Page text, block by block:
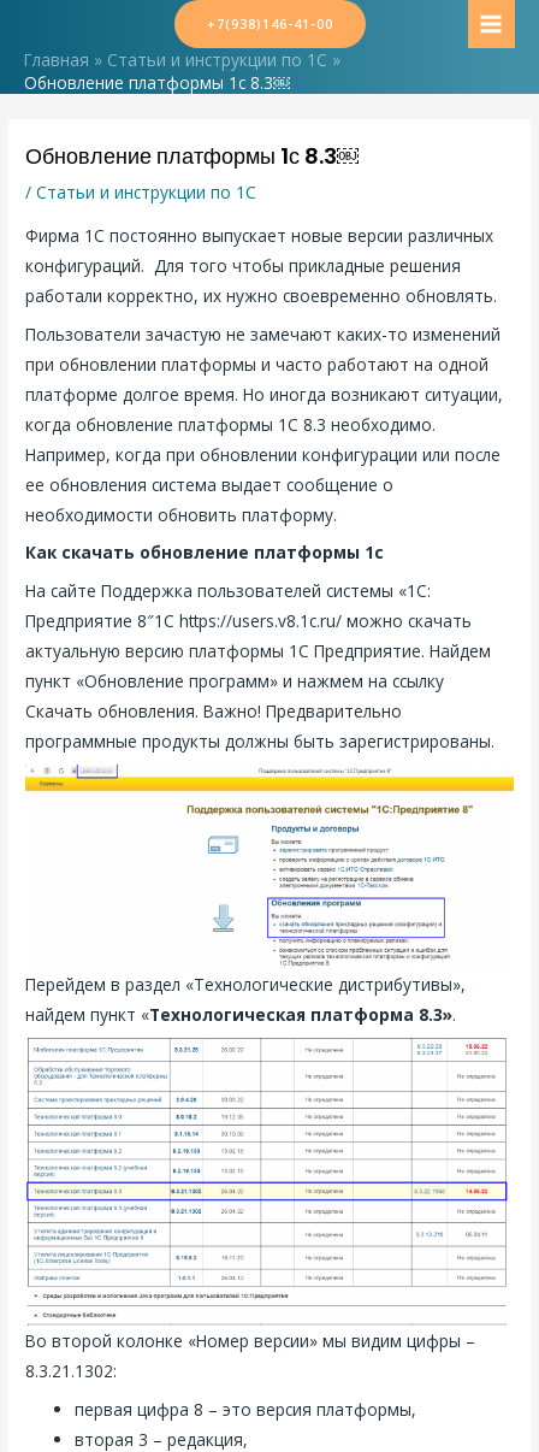
содержимому
+7(938)146-41-00
Главная
Статьи и инструкции по 1С
Обновление платформы 1с 8.3￼
Обновление платформы 1с 8.3￼
/Статьи и инструкции по 1С
Фирма 1С постоянно выпускает новые версии различных
конфигураций. Для того чтобы прикладные решения
работали корректно, их нужно своевременно обновлять.
Пользователи зачастую не замечают каких-то изменений
при обновлении платформы и часто работают на одной
платформе долгое время. Но иногда возникают ситуации,
когда обновление платформы 1С 8.3 необходимо.
Например, когда при обновлении конфигурации или после
ее обновления система выдает сообщение о
необходимости обновить платформу.
Как скачать обновление платформы 1с
На сайте Поддержка пользователей системы «1C:
Предприятие 8″1С https://users.v8.1c.ru/ можно скачать
актуальную версию платформы 1С Предприятие. Найдем
пункт «Обновление программ» и нажмем на ссылку
Скачать обновления. Важно! Предварительно
программные продукты должны быть зарегистрированы.
Перейдем в раздел «Технологические дистрибутивы»,
найдем пункт «Технологическая платформа 8.3».
Во второй колонке «Номер версии» мы видим цифры –
8.3.21.1302:
первая цифра 8 – это версия платформы,
вторая 3 – редакция,